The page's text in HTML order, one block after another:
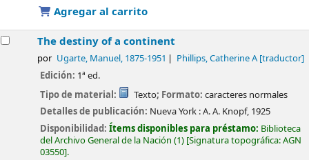
Agregar al carrito
The destiny of a continent
por Ugarte, Manuel, 1875-1951 Phillips, Catherine A[traductor]
Edición: 1ª ed.
Tipo de material:
Texto; Formato: caracteres normales
Detalles de publicación: Nueva York :A. A. Knopf, 1925
Disponibilidad:Ítems disponibles para préstamo: Biblioteca
del Archivo General de la Nación (1) Signatura topográfica:AGN
03550 .